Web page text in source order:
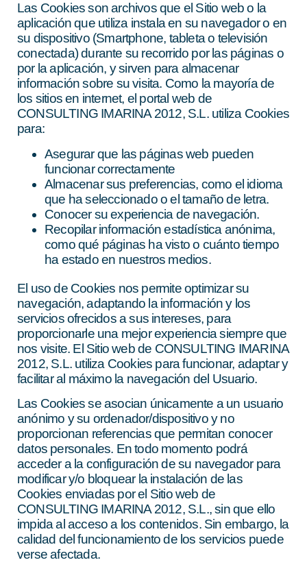
Las Cookies son archivos que el Sitio web o la
aplicación que utiliza instala en su navegador o en
su dispositivo (Smartphone, tableta o televisión
conectada) durante su recorrido por las páginas o
por la aplicación, y sirven para almacenar
información sobre su visita. Como la mayoría de
los sitios en internet, el portal web de
CONSULTING IMARINA 2012, S.L. utiliza Cookies
para:
Asegurar que las páginas web pueden
funcionar correctamente
Almacenar sus preferencias, como el idioma
que ha seleccionado o el tamaño de letra.
Conocer su experiencia de navegación.
Recopilar información estadística anónima,
como qué páginas ha visto o cuánto tiempo
ha estado en nuestros medios.
El uso de Cookies nos permite optimizar su
navegación, adaptando la información y los
servicios ofrecidos a sus intereses, para
proporcionarle una mejor experiencia siempre que
nos visite. El Sitio web de CONSULTING IMARINA
2012, S.L. utiliza Cookies para funcionar, adaptar y
facilitar al máximo la navegación del Usuario.
Las Cookies se asocian únicamente a un usuario
anónimo y su ordenador/dispositivo y no
proporcionan referencias que permitan conocer
datos personales. En todo momento podrá
acceder a la configuración de su navegador para
modificar y/o bloquear la instalación de las
Cookies enviadas por el Sitio web de
CONSULTING IMARINA 2012, S.L., sin que ello
impida al acceso a los contenidos. Sin embargo, la
calidad del funcionamiento de los servicios puede
verse afectada.